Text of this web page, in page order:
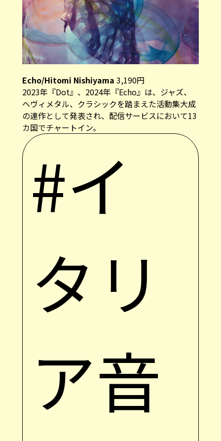
Echo/Hitomi Nishiyama 3,190円
2023年『Dot』、2024年『Echo』は、ジャズ、
ヘヴィメタル、クラシックを踏まえた活動集大成
の連作として発表され、配信サービスにおいて13
カ国でチャートイン。
#イ
タリ
ア音